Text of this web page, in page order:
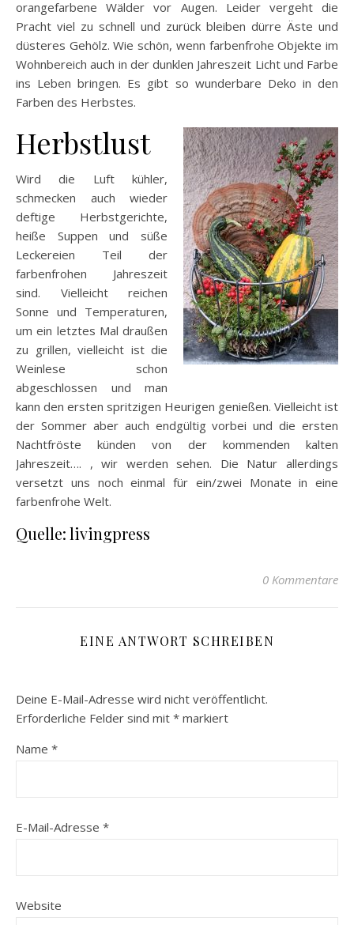
orangefarbene Wälder vor Augen. Leider vergeht die
Pracht viel zu schnell und zurück bleiben dürre Äste und
düsteres Gehölz. Wie schön, wenn farbenfrohe Objekte im
Wohnbereich auch in der dunklen Jahreszeit Licht und Farbe
ins Leben bringen. Es gibt so wunderbare Deko in den
Farben des Herbstes.
Herbstlust
Wird die Luft kühler,
schmecken auch wieder
deftige Herbstgerichte,
heiße Suppen und süße
Leckereien Teil der
farbenfrohen Jahreszeit
sind. Vielleicht reichen
Sonne und Temperaturen,
um ein letztes Mal draußen
zu grillen, vielleicht ist die
Weinlese schon
abgeschlossen und man
kann den ersten spritzigen Heurigen genießen. Vielleicht ist
der Sommer aber auch endgültig vorbei und die ersten
Nachtfröste künden von der kommenden kalten
Jahreszeit…. , wir werden sehen. Die Natur allerdings
versetzt uns noch einmal für ein/zwei Monate in eine
farbenfrohe Welt.
Quelle: livingpress
0 Kommentare
EINE ANTWORT SCHREIBEN
Deine E-Mail-Adresse wird nicht veröffentlicht.
Erforderliche Felder sind mit * markiert
Name *
E-Mail-Adresse *
Website